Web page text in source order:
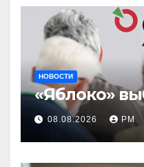
НОВОСТИ
«Яблоко»
08.08.2026 РМ